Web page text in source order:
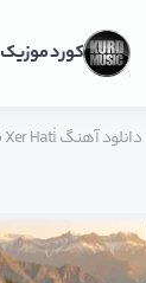
کورد موزیک